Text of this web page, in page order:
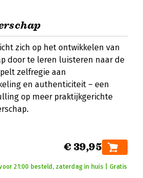
zich op het ontwikkelen van
door te leren luisteren naar de
zelfregie aan
en authenticiteit – een
op meer praktijkgerichte
€ 39,95
21:00 besteld, zaterdag in huis | Gratis